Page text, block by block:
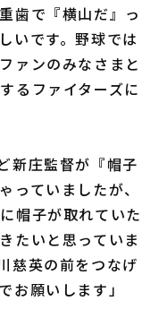
歯で『横山だ』っ
いです。野球では
ァンのみなさまと
るファイターズに
新庄監督が『帽子
っていましたが、
帽子が取れていた
たいと思っていま
慈英の前をつなげ
お願いします」